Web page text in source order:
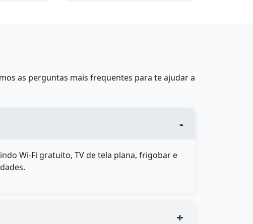
as perguntas mais frequentes para te ajudar a
Wi-Fi gratuito, TV de tela plana, frigobar e